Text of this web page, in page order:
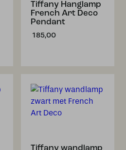
Tiffany Hanglamp
French Art Deco
Pendant
185,00
Tiffany wandlamp